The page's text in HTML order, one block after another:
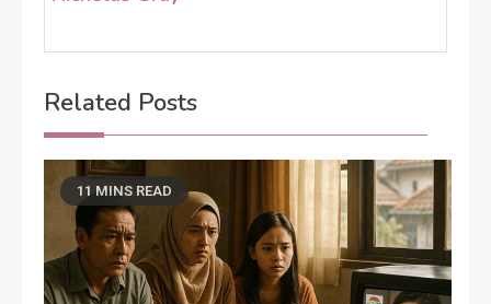
Related Posts
11 MINS READ